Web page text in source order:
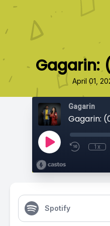
Gagarin:
April 01,
Gagarin
Gagarin:
1x
Spotify